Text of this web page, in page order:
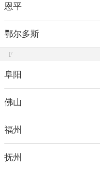
恩平
鄂尔多斯
F
阜阳
佛山
福州
抚州